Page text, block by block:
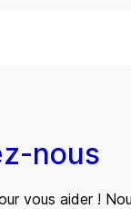
nous
vous aider !